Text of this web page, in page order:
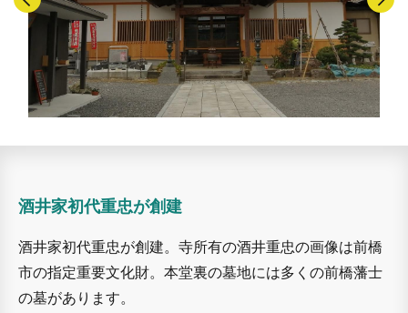
酒井家初代重忠が創建
酒井家初代重忠が創建。寺所有の酒井重忠の画像は前橋
市の指定重要文化財。本堂裏の墓地には多くの前橋藩士
の墓があります。